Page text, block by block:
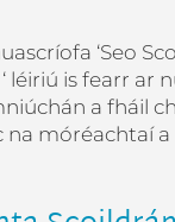
‘Seo
léiriú is fearr
a fháil
na móréachtaí